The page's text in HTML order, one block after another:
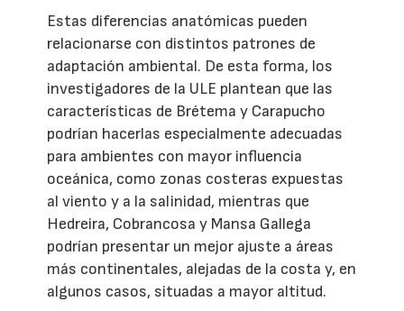
Estas diferencias anatómicas pueden
relacionarse con distintos patrones de
adaptación ambiental. De esta forma, los
investigadores de la ULE plantean que las
características de Brétema y Carapucho
podrían hacerlas especialmente adecuadas
para ambientes con mayor influencia
oceánica, como zonas costeras expuestas
al viento y a la salinidad, mientras que
Hedreira, Cobrancosa y Mansa Gallega
podrían presentar un mejor ajuste a áreas
más continentales, alejadas de la costa y, en
algunos casos, situadas a mayor altitud.